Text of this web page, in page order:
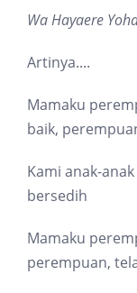
Wa Hayaere
Artinya....
Mamaku
baik,
Kami anak-
bersedih
Mamaku
perempuan,